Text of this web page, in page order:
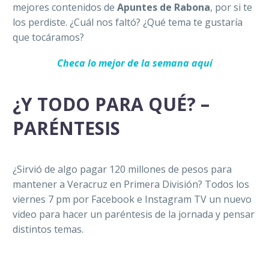
mejores contenidos de Apuntes de Rabona, por si te
los perdiste. ¿Cuál nos faltó? ¿Qué tema te gustaría
que tocáramos?
Checa lo mejor de la semana aquí
¿Y TODO PARA QUÉ? –
PARÉNTESIS
¿Sirvió de algo pagar 120 millones de pesos para
mantener a Veracruz en Primera División? Todos los
viernes 7 pm por Facebook e Instagram TV un nuevo
video para hacer un paréntesis de la jornada y pensar
distintos temas.